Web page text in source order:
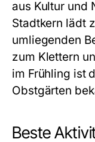
aus Kultur und
Stadtkern lädt
umliegenden
zum Klettern
im Frühling ist
Obstgärten
Beste